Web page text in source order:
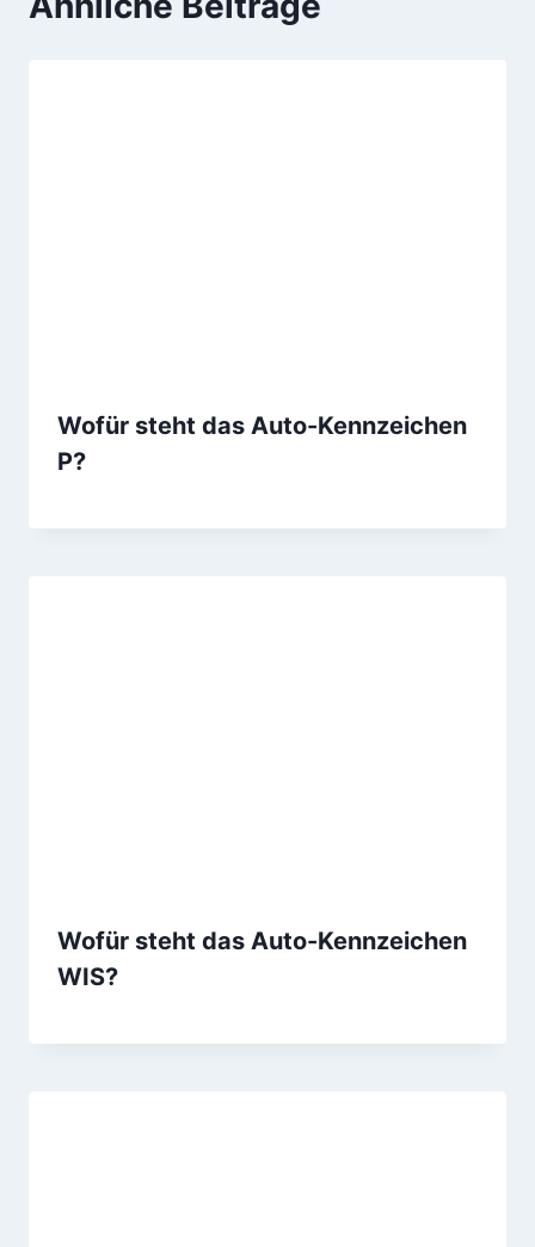
Wofür steht das Auto-Kennzeichen
P?
Wofür steht das Auto-Kennzeichen
WIS?